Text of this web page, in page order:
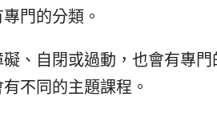
門的分類。
、自閉或過動，也會有專
不同的主題課程。